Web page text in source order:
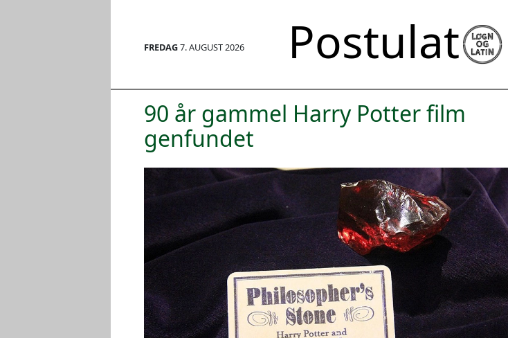
FREDAG7. AUGUST 2026 Postulat
90 år gammel Harry Potter film
genfundet